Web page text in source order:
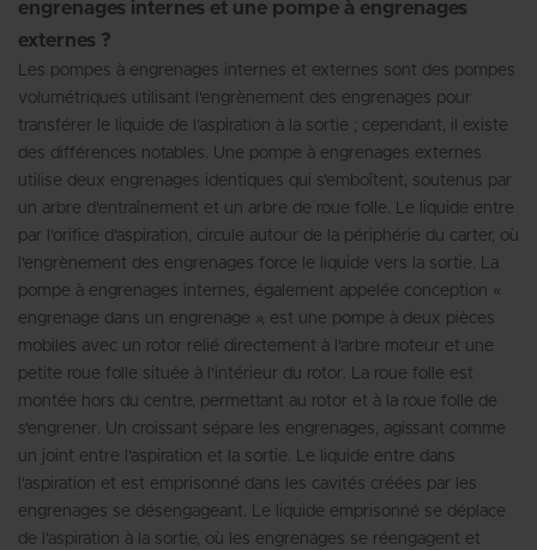
engrenages internes et une pompe à engrenages
externes ?
Les pompes à engrenages internes et externes sont des pompes
volumétriques utilisant l'engrènement des engrenages pour
transférer le liquide de l'aspiration à la sortie ; cependant, il existe
des différences notables. Une pompe à engrenages externes
utilise deux engrenages identiques qui s'emboîtent, soutenus par
un arbre d'entraînement et un arbre de roue folle. Le liquide entre
par l'orifice d'aspiration, circule autour de la périphérie du carter, où
l'engrènement des engrenages force le liquide vers la sortie. La
pompe à engrenages internes, également appelée conception «
engrenage dans un engrenage », est une pompe à deux pièces
mobiles avec un rotor relié directement à l'arbre moteur et une
petite roue folle située à l'intérieur du rotor. La roue folle est
montée hors du centre, permettant au rotor et à la roue folle de
s'engrener. Un croissant sépare les engrenages, agissant comme
un joint entre l'aspiration et la sortie. Le liquide entre dans
l'aspiration et est emprisonné dans les cavités créées par les
engrenages se désengageant. Le liquide emprisonné se déplace
de l'aspiration à la sortie, où les engrenages se réengagent et